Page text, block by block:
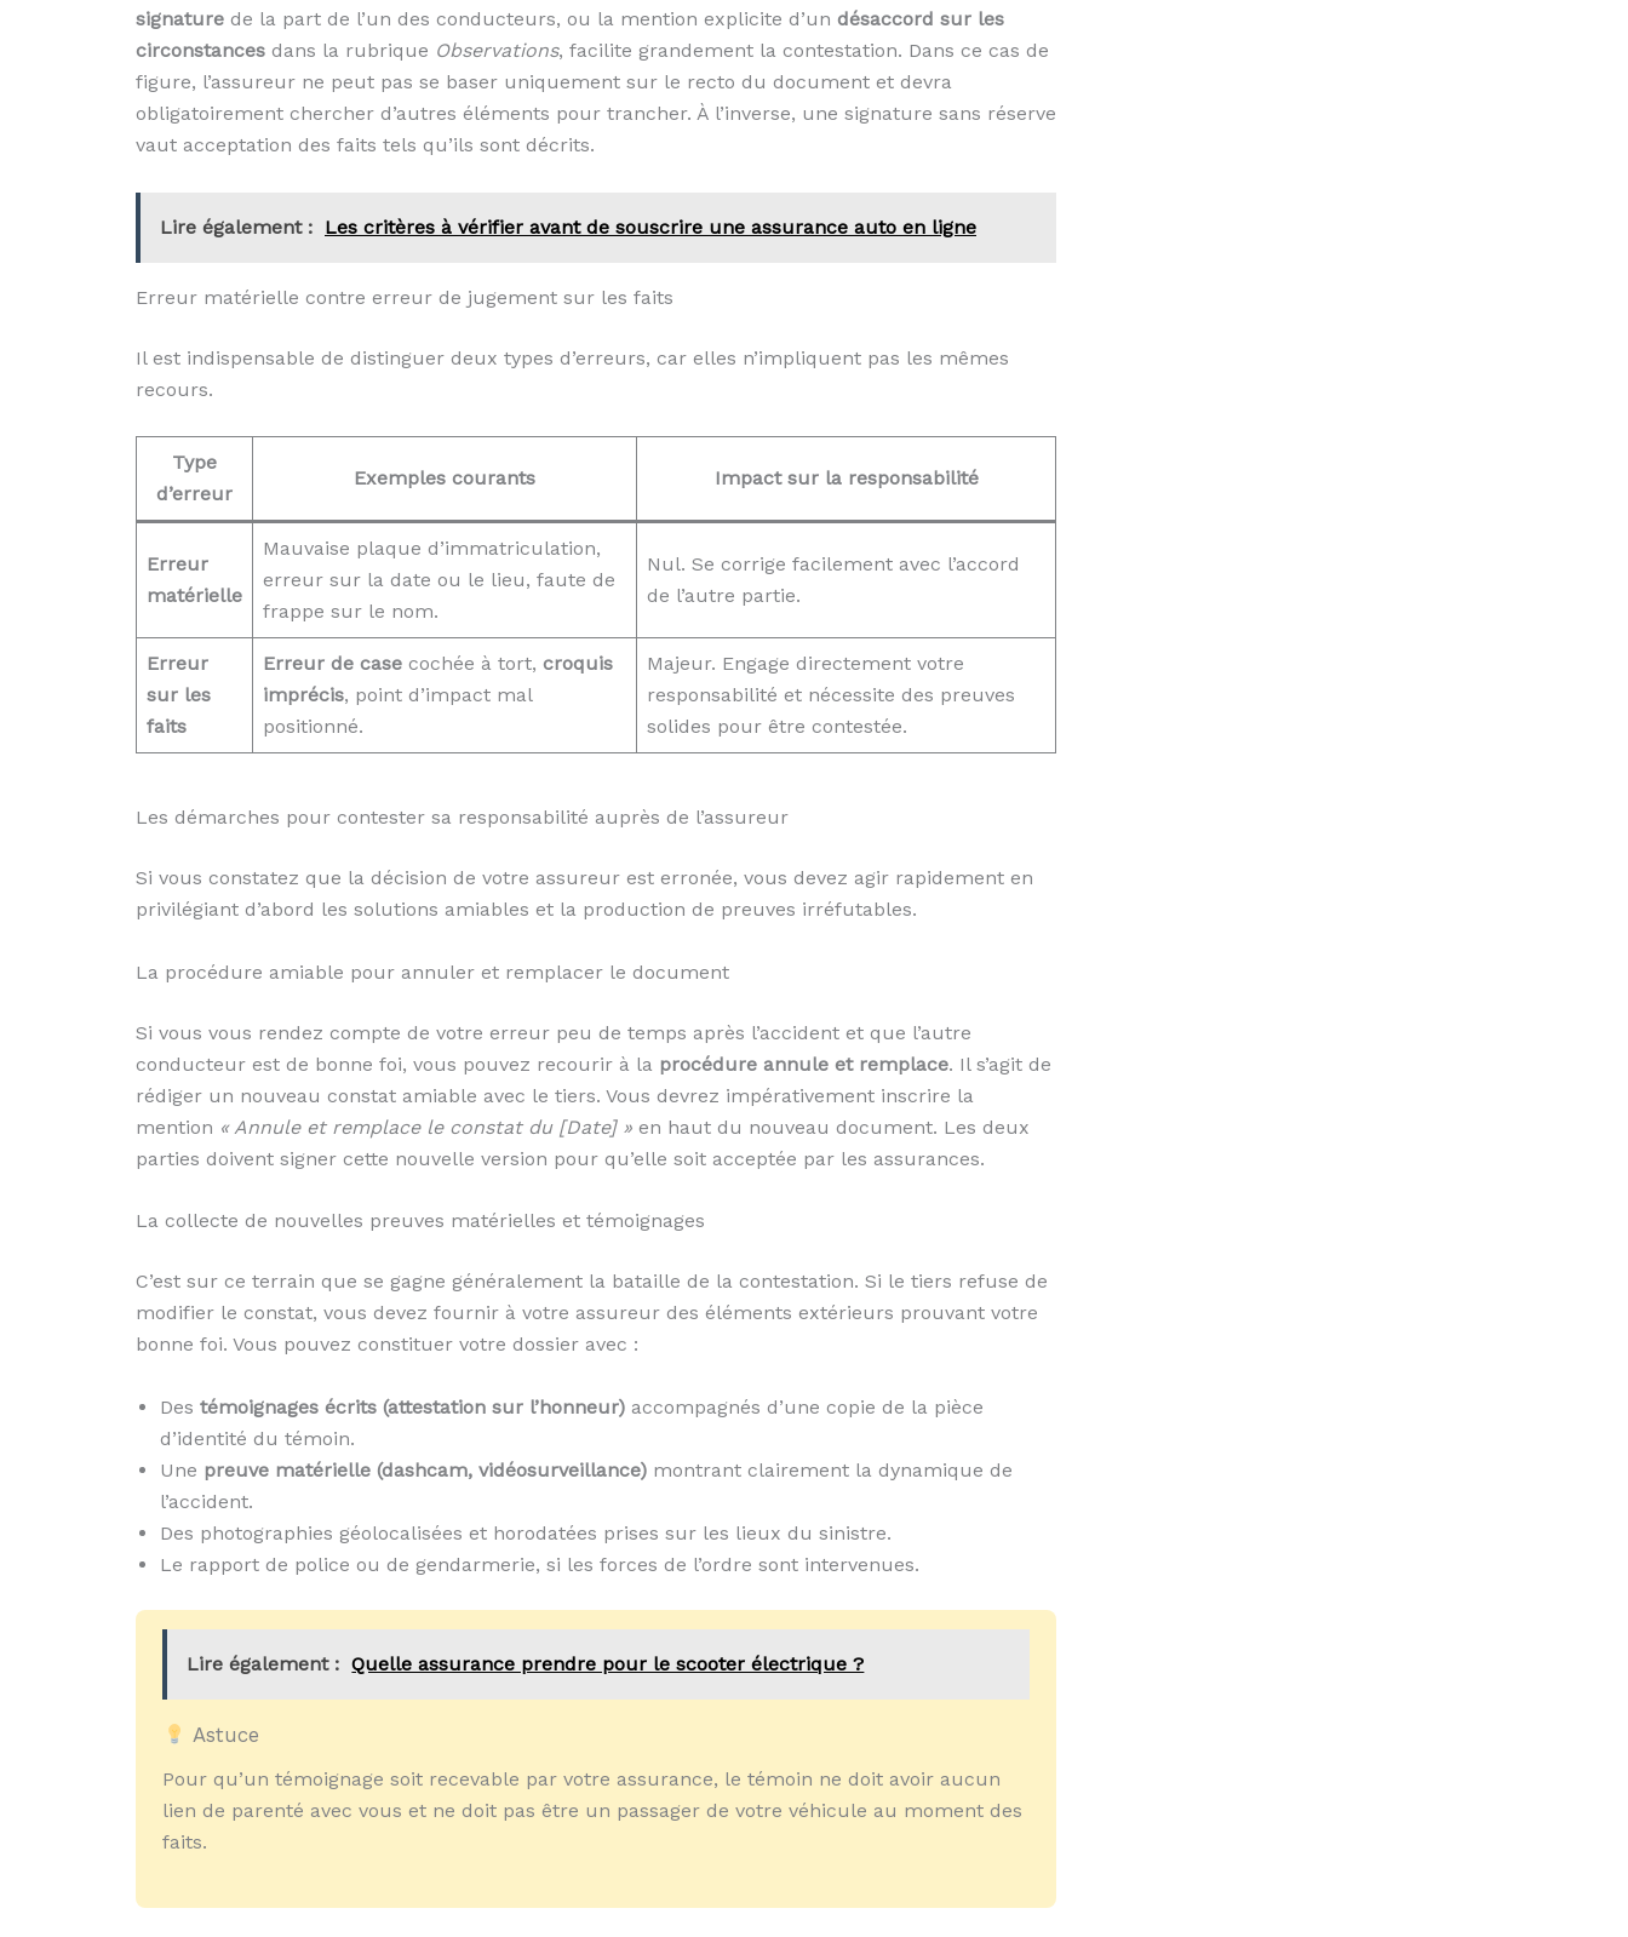
signature de la part de l’un des conducteurs, ou la mention explicite d’un désaccord sur les
circonstances dans la rubrique Observations, facilite grandement la contestation. Dans ce cas de
figure, l’assureur ne peut pas se baser uniquement sur le recto du document et devra
obligatoirement chercher d’autres éléments pour trancher. À l’inverse, une signature sans réserve
vaut acceptation des faits tels qu’ils sont décrits.
Lire également : Les critères à vérifier avant de souscrire une assurance auto en ligne
Erreur matérielle contre erreur de jugement sur les faits
Il est indispensable de distinguer deux types d’erreurs, car elles n’impliquent pas les mêmes
recours.
Type
d’erreur
Exemples courants Impact sur la responsabilité
Erreur
matérielle
Mauvaise plaque d’immatriculation,
erreur sur la date ou le lieu, faute de
frappe sur le nom.
Nul. Se corrige facilement avec l’accord
de l’autre partie.
Erreur
sur les
faits
Erreur de case cochée à tort, croquis
imprécis, point d’impact mal
positionné.
Majeur. Engage directement votre
responsabilité et nécessite des preuves
solides pour être contestée.
Les démarches pour contester sa responsabilité auprès de l’assureur
Si vous constatez que la décision de votre assureur est erronée, vous devez agir rapidement en
privilégiant d’abord les solutions amiables et la production de preuves irréfutables.
La procédure amiable pour annuler et remplacer le document
Si vous vous rendez compte de votre erreur peu de temps après l’accident et que l’autre
conducteur est de bonne foi, vous pouvez recourir à la procédure annule et remplace. Il s’agit de
rédiger un nouveau constat amiable avec le tiers. Vous devrez impérativement inscrire la
mention « Annule et remplace le constat du [Date] » en haut du nouveau document. Les deux
parties doivent signer cette nouvelle version pour qu’elle soit acceptée par les assurances.
La collecte de nouvelles preuves matérielles et témoignages
C’est sur ce terrain que se gagne généralement la bataille de la contestation. Si le tiers refuse de
modifier le constat, vous devez fournir à votre assureur des éléments extérieurs prouvant votre
bonne foi. Vous pouvez constituer votre dossier avec :
Des témoignages écrits (attestation sur l’honneur) accompagnés d’une copie de la pièce
d’identité du témoin.
Une preuve matérielle (dashcam, vidéosurveillance) montrant clairement la dynamique de
l’accident.
Des photographies géolocalisées et horodatées prises sur les lieux du sinistre.
Le rapport de police ou de gendarmerie, si les forces de l’ordre sont intervenues.
Lire également : Quelle assurance prendre pour le scooter électrique ?
Astuce
Pour qu’un témoignage soit recevable par votre assurance, le témoin ne doit avoir aucun
lien de parenté avec vous et ne doit pas être un passager de votre véhicule au moment des
faits.